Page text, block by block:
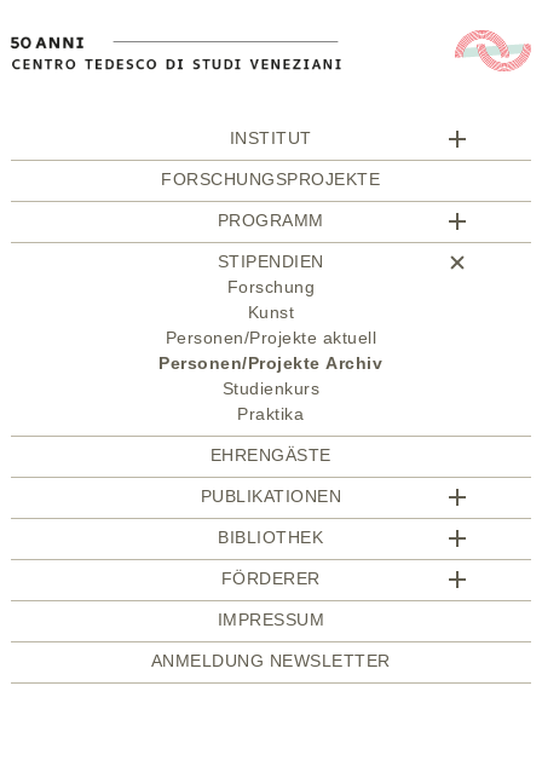
INSTITUT
FORSCHUNGSPROJEKTE
PROGRAMM
STIPENDIEN
Forschung
Kunst
Personen/Projekte aktuell
Personen/Projekte Archiv
Studienkurs
Praktika
EHRENGÄSTE
PUBLIKATIONEN
BIBLIOTHEK
FÖRDERER
IMPRESSUM
ANMELDUNG NEWSLETTER